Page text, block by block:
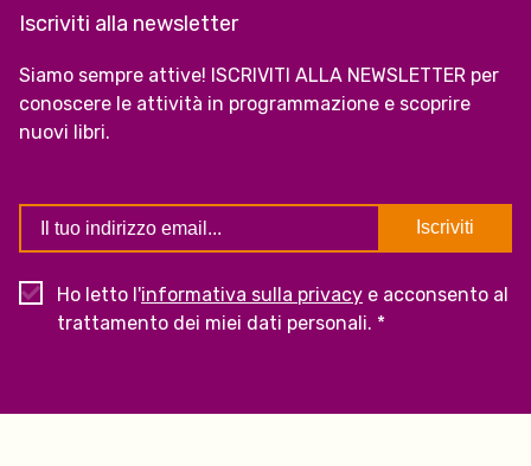
Iscriviti alla newsletter
Siamo sempre attive! ISCRIVITI ALLA NEWSLETTER per
conoscere le attività in programmazione e scoprire
nuovi libri.
Ho letto l'informativa sulla privacy e acconsento al
trattamento dei miei dati personali. *